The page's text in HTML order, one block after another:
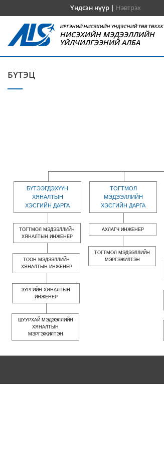
Үндсэн нүүр| Нэвтрэх
ИРГЭНИЙ НИСЭХИЙН ҮНДЭСНИЙ ТӨВ ТӨХХК
НИСЭХИЙН МЭДЭЭЛЛИЙН
ҮЙЛЧИЛГЭЭНИЙ АЛБА
БҮТЭЦ
БҮТЭЭГДЭХҮҮН
ХЯНАЛТЫН
ХЭСГИЙН ДАРГА
ТОГТМОЛ МЭДЭЭЛЛИЙН
ХЯНАЛТЫН ИНЖЕНЕР
ТООН МЭДЭЭЛЛИЙН
ХЯНАЛТЫН ИНЖЕНЕР
ЗУРГИЙН ХЯНАЛТЫН
ИНЖЕНЕР
ШУУРХАЙ МЭДЭЭЛЛИЙН
ХЯНАЛТЫН
МЭРГЭЖИЛТЭН
ТОГТМОЛ
МЭДЭЭЛЛИЙН
ХЭСГИЙН ДАРГА
АХЛАГЧ ИНЖЕНЕР
ТОГТМОЛ МЭДЭЭЛЛИЙН
МЭРГЭЖИЛТЭН